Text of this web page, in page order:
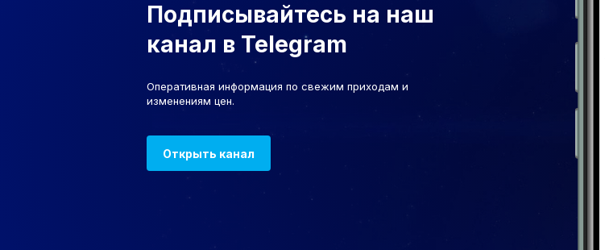
Подписывайтесь на наш
канал в Telegram
Оперативная информация по свежим приходам и
изменениям цен.
Открыть канал